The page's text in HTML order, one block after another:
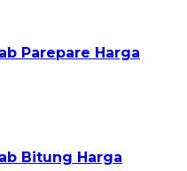
Parepare Harga
Bitung Harga